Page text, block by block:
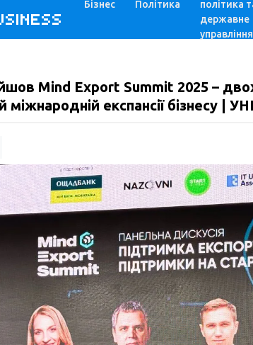
Бізнес Політика
політика
державне
управління
Mind Export Summit 2025 –
міжнародній експансії бізнесу |